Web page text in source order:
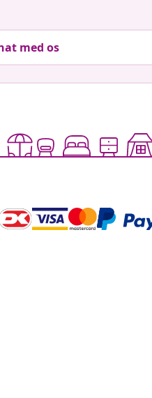
med os